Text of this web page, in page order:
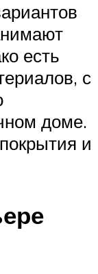
есть
с
доме.
и